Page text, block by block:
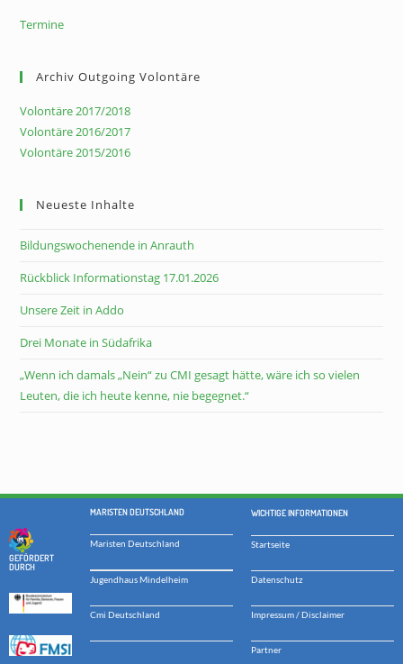
Termine
Archiv Outgoing Volontäre
Volontäre 2017/2018
Volontäre 2016/2017
Volontäre 2015/2016
Neueste Inhalte
Bildungswochenende in Anrauth
Rückblick Informationstag 17.01.2026
Unsere Zeit in Addo
Drei Monate in Südafrika
„Wenn ich damals „Nein“ zu CMI gesagt hätte, wäre ich so vielen
Leuten, die ich heute kenne, nie begegnet.“
GEFÖRDERT
DURCH
MARISTEN DEUTSCHLAND
Maristen Deutschland
Jugendhaus Mindelheim
Cmi Deutschland
WICHTIGE INFORMATIONEN
Startseite
Datenschutz
Impressum / Disclaimer
Partner